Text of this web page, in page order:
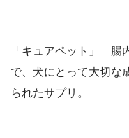
「キュアペット」 腸
で、犬にとって大切な
られたサプリ。